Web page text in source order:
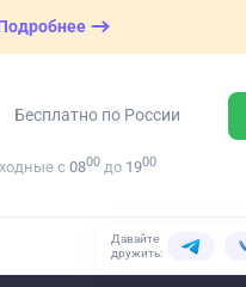
Бесплатно по России
с 0800 до 1900
Давайте
дружить: